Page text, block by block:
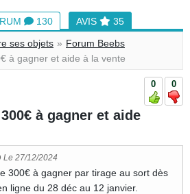
130 AVIS
35
ses objets
Forum Beebs
à gagner et aide à la vente
0 0
à gagner et aide
Le 27/12/2024
300€ à gagner par tirage au sort dès
ligne du 28 déc au 12 janvier.